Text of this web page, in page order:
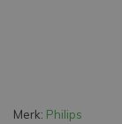
Merk: Philips